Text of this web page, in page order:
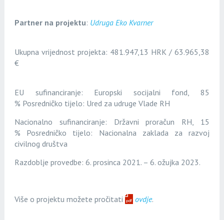
Partner na projektu: Udruga Eko Kvarner
Ukupna vrijednost projekta: 481.947,13 HRK / 63.965,38
€
EU sufinanciranje: Europski socijalni fond, 85
% Posredničko tijelo: Ured za udruge Vlade RH
Nacionalno sufinanciranje: Državni proračun RH, 15
% Posredničko tijelo: Nacionalna zaklada za razvoj
civilnog društva
Razdoblje provedbe: 6. prosinca 2021. – 6. ožujka 2023.
Više o projektu možete pročitati ovdje.